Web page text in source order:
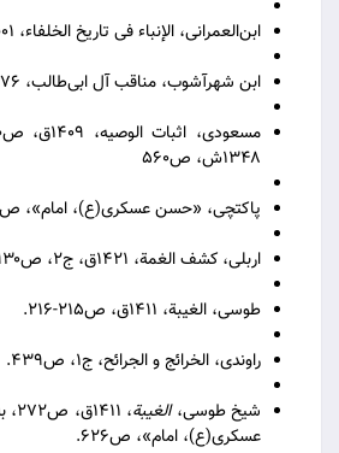
ابن‌العمرانی، الإنباء فی تاریخ الخلفاء، ۲۰۰۱م، ج۱، ص۱۳۸.
ابن شهرآشوب، مناقب آل ابی‌طالب، ۱۳۷۶ق، ج۳، ص۵۲۹
۱۳۴۸ش، ص۵۶۰
پاکتچی، «حسن عسکری(ع)، امام»، ص۶۲۶.
اربلی، كشف الغمة، ۱۴۲۱ق، ج۲، ص۹۳۰.
طوسی، الغیبة، ۱۴۱۱ق، ص۲۱۵-۲۱۶.
راوندی، الخرائج و الجرائح، ج۱، ص۴۳۹.
شیخ طوسی،الغیبة
،
عسکری(ع)، امام»، ص۶۲۶.